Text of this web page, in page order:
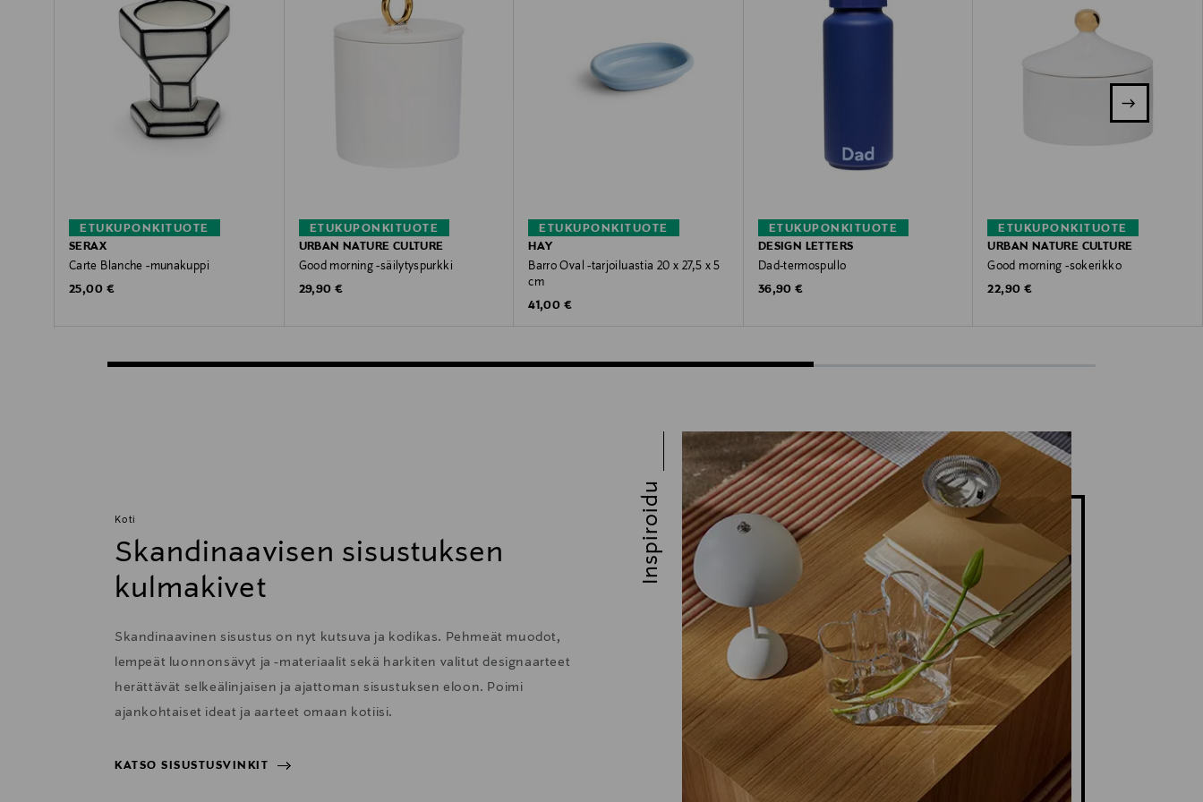
ETUKUPONKITUOTE
SERAX
Carte Blanche -munakuppi
Original Price
25,00 €
ETUKUPONKITUOTE
URBAN NATURE CULTURE
Good morning -säilytyspurkki
Original Price
29,90 €
ETUKUPONKITUOTE
HAY
Barro Oval -tarjoiluastia 20 x 27,5 x 5
cm
Original Price
41,00 €
ETUKUPONKITUOTE
DESIGN LETTERS
Dad-termospullo
Original Price
36,90 €
ETUKUPONKITUOTE
URBAN NATURE CULTURE
Good morning -sokerikko
Original Price
22,90 €
Koti
Skandinaavisen sisustuksen
kulmakivet
Skandinaavinen sisustus on nyt kutsuva ja kodikas. Pehmeät muodot,
lempeät luonnonsävyt ja -materiaalit sekä harkiten valitut designaarteet
herättävät selkeälinjaisen ja ajattoman sisustuksen eloon. Poimi
ajankohtaiset ideat ja aarteet omaan kotiisi.
KATSO SISUSTUSVINKIT
Inspiroidu